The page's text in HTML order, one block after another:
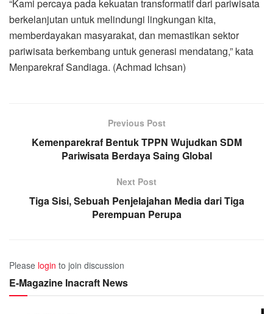
“Kami percaya pada kekuatan transformatif dari pariwisata
berkelanjutan untuk melindungi lingkungan kita,
memberdayakan masyarakat, dan memastikan sektor
pariwisata berkembang untuk generasi mendatang,” kata
Menparekraf Sandiaga. (Achmad Ichsan)
Previous Post
Kemenparekraf Bentuk TPPN Wujudkan SDM
Pariwisata Berdaya Saing Global
Next Post
Tiga Sisi, Sebuah Penjelajahan Media dari Tiga
Perempuan Perupa
Please login to join discussion
E-Magazine Inacraft News